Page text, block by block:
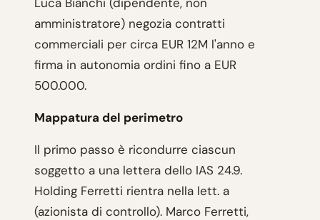
amministratore) negozia contratti
commerciali per circa EUR 12M l'anno e
firma in autonomia ordini fino a EUR
500.000.
Mappatura del perimetro
Il primo passo è ricondurre ciascun
soggetto a una lettera dello IAS 24.9.
Holding Ferretti rientra nella lett. a
(azionista di controllo). Marco Ferretti,